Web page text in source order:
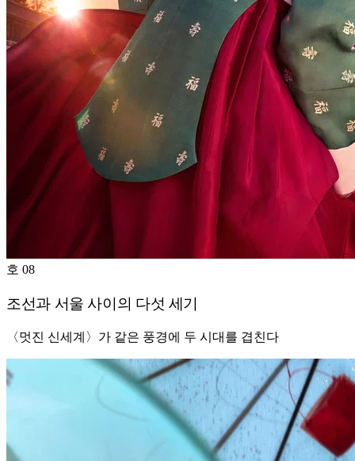
호 08
조선과 서울 사이의 다섯 세기
〈멋진 신세계〉가 같은 풍경에 두 시대를 겹친다